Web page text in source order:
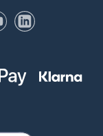
YouTubeLinkedIn